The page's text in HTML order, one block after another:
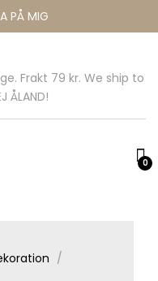
PÅ MIG
Frakt 79 kr. We ship to
ÅLAND!
0